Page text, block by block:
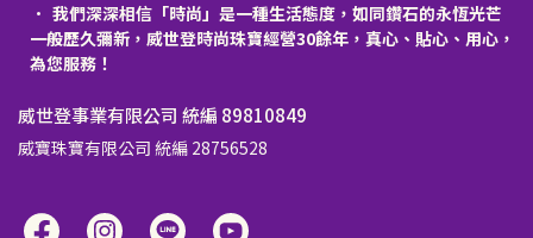
我們深深相信「時尚」是一種生活態度，如同鑽石的永恆光芒
一般歷久彌新，威世登時尚珠寶經營30餘年，真心、貼心、用心，
為您服務！
威世登事業有限公司 統編 89810849
威寶珠寶有限公司 統編 28756528